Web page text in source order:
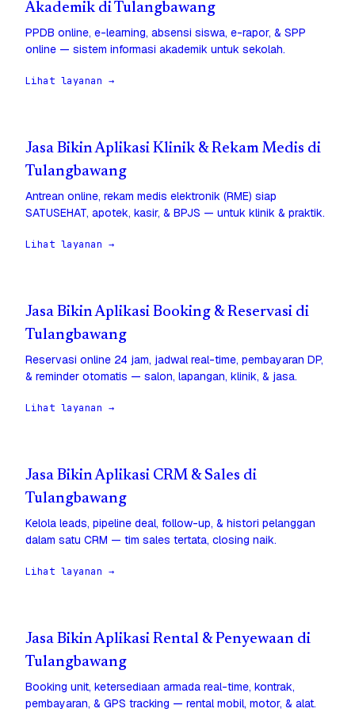
Akademik di Tulangbawang
PPDB online, e-learning, absensi siswa, e-rapor, & SPP
online — sistem informasi akademik untuk sekolah.
Lihat layanan →
Jasa Bikin Aplikasi Klinik & Rekam Medis di
Tulangbawang
Antrean online, rekam medis elektronik (RME) siap
SATUSEHAT, apotek, kasir, & BPJS — untuk klinik & praktik.
Lihat layanan →
Jasa Bikin Aplikasi Booking & Reservasi di
Tulangbawang
Reservasi online 24 jam, jadwal real-time, pembayaran DP,
& reminder otomatis — salon, lapangan, klinik, & jasa.
Lihat layanan →
Jasa Bikin Aplikasi CRM & Sales di
Tulangbawang
Kelola leads, pipeline deal, follow-up, & histori pelanggan
dalam satu CRM — tim sales tertata, closing naik.
Lihat layanan →
Jasa Bikin Aplikasi Rental & Penyewaan di
Tulangbawang
Booking unit, ketersediaan armada real-time, kontrak,
pembayaran, & GPS tracking — rental mobil, motor, & alat.